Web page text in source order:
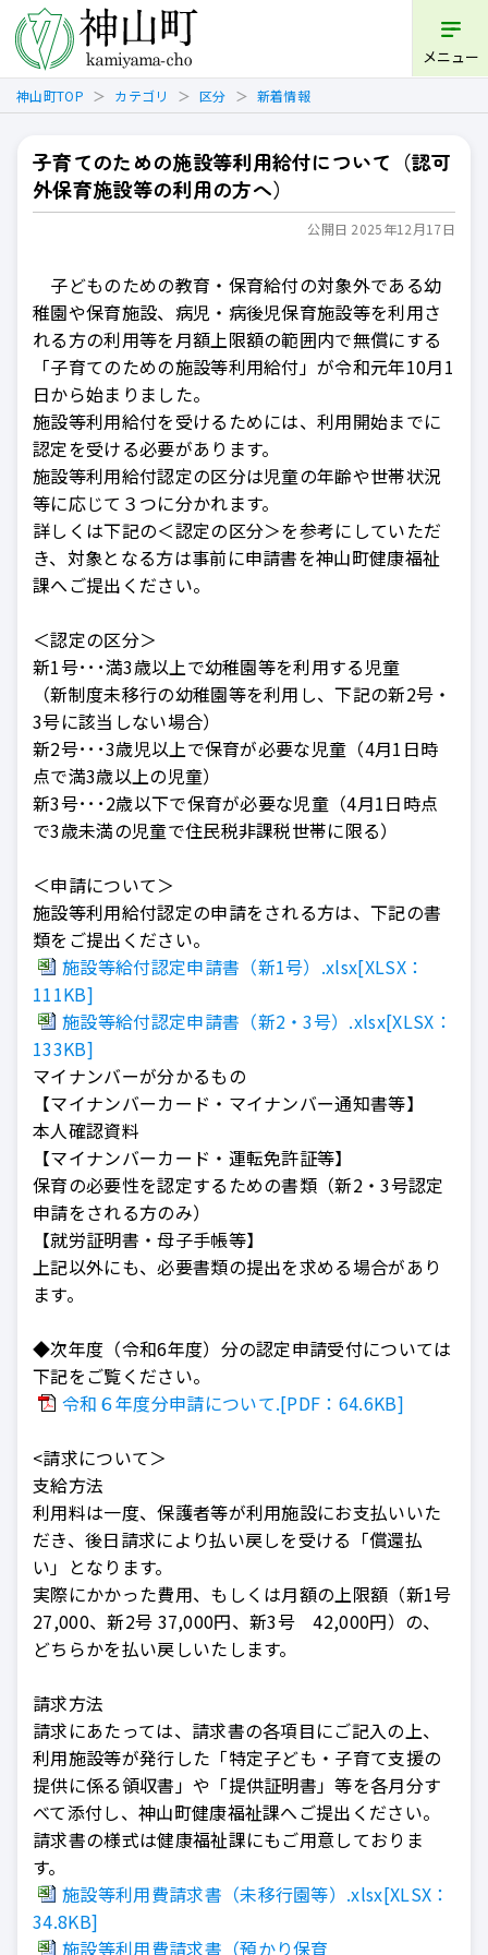
メニュー
神山町TOP カテゴリ 区分 新着情報
子育てのための施設等利用給付について（認可
外保育施設等の利用の方へ）
公開日 2025年12月17日
子どものための教育・保育給付の対象外である幼
稚園や保育施設、病児・病後児保育施設等を利用さ
れる方の利用等を月額上限額の範囲内で無償にする
「子育てのための施設等利用給付」が令和元年10月1
日から始まりました。
施設等利用給付を受けるためには、利用開始までに
認定を受ける必要があります。
施設等利用給付認定の区分は児童の年齢や世帯状況
等に応じて３つに分かれます。
詳しくは下記の＜認定の区分＞を参考にしていただ
き、対象となる方は事前に申請書を神山町健康福祉
課へご提出ください。
＜認定の区分＞
新1号･･･満3歳以上で幼稚園等を利用する児童
（新制度未移行の幼稚園等を利用し、下記の新2号・
3号に該当しない場合）
新2号･･･3歳児以上で保育が必要な児童（4月1日時
点で満3歳以上の児童）
新3号･･･2歳以下で保育が必要な児童（4月1日時点
で3歳未満の児童で住民税非課税世帯に限る）
＜申請について＞
施設等利用給付認定の申請をされる方は、下記の書
類をご提出ください。
施設等給付認定申請書（新1号）.xlsx[XLSX：
111KB]
施設等給付認定申請書（新2・3号）.xlsx[XLSX：
133KB]
マイナンバーが分かるもの
【マイナンバーカード・マイナンバー通知書等】
本人確認資料
【マイナンバーカード・運転免許証等】
保育の必要性を認定するための書類（新2・3号認定
申請をされる方のみ）
【就労証明書・母子手帳等】
上記以外にも、必要書類の提出を求める場合があり
ます。
◆次年度（令和6年度）分の認定申請受付については
下記をご覧ください。
令和６年度分申請について.[PDF：64.6KB]
<請求について＞
支給方法
利用料は一度、保護者等が利用施設にお支払いいた
だき、後日請求により払い戻しを受ける「償還払
い」となります。
実際にかかった費用、もしくは月額の上限額（新1号
27,000、新2号 37,000円、新3号 42,000円）の、
どちらかを払い戻しいたします。
請求方法
請求にあたっては、請求書の各項目にご記入の上、
利用施設等が発行した「特定子ども・子育て支援の
提供に係る領収書」や「提供証明書」等を各月分す
べて添付し、神山町健康福祉課へご提出ください。
請求書の様式は健康福祉課にもご用意しておりま
す。
施設等利用費請求書（未移行園等）.xlsx[XLSX：
34.8KB]
施設等利用費請求書（預かり保育